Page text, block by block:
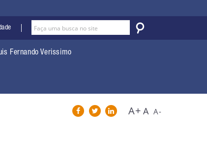
Fernando Verissimo
A+ A A-